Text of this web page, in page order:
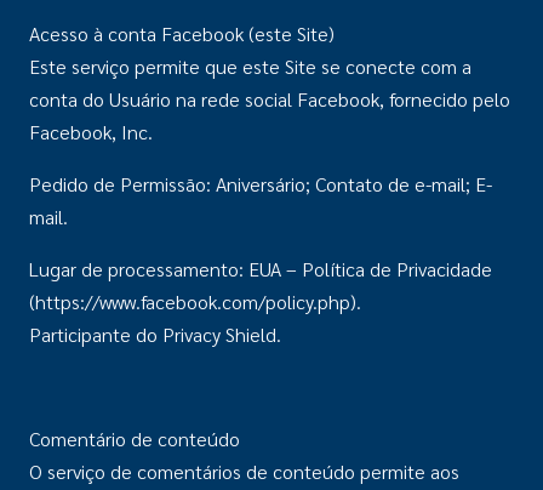
Acesso à conta Facebook (este Site)
Este serviço permite que este Site se conecte com a
conta do Usuário na rede social Facebook, fornecido pelo
Facebook, Inc.
Pedido de Permissão: Aniversário; Contato de e-mail; E-
mail.
Lugar de processamento: EUA – Política de Privacidade
(https://www.facebook.com/policy.php).
Participante do Privacy Shield.
Comentário de conteúdo
O serviço de comentários de conteúdo permite aos